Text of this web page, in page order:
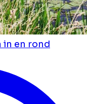
in en rond